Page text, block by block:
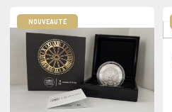
NOUVEAUTÉ